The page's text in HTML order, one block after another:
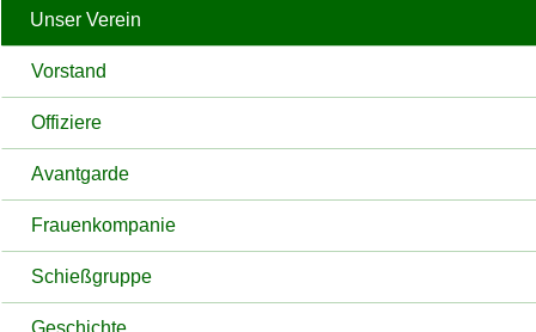
Unser Verein
Vorstand
Offiziere
Avantgarde
Frauenkompanie
Schießgruppe
Geschichte